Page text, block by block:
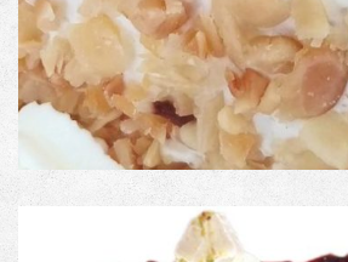
Τούρτα Αμυγδάλου – Η